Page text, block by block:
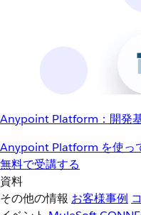
Anypoint Platform：開発
Anypoint Platform を使っ
無料で受講する
資料
その他の情報 お客様事例